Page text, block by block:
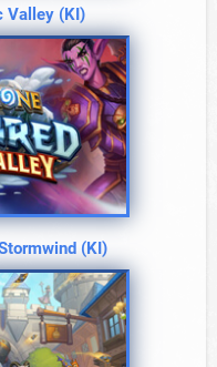
Valley (KI)
(KI)